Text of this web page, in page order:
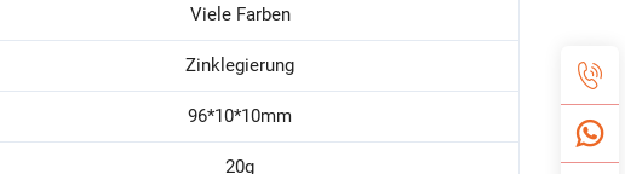
Viele Farben
Zinklegierung
96*10*10mm
20g